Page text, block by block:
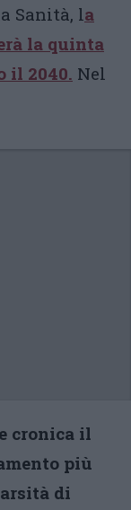
Sanità, la
la quinta
il 2040. Nel
cronica il
più
di